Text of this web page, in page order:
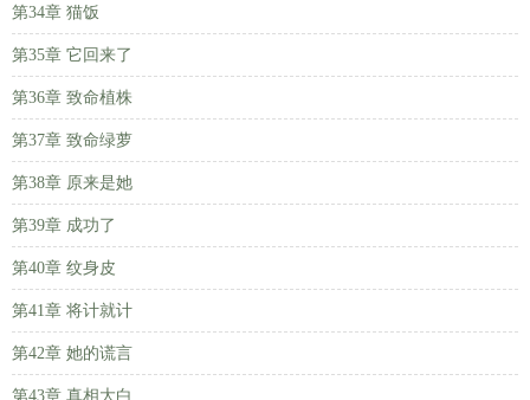
第34章 猫饭
第35章 它回来了
第36章 致命植株
第37章 致命绿萝
第38章 原来是她
第39章 成功了
第40章 纹身皮
第41章 将计就计
第42章 她的谎言
第43章 真相大白